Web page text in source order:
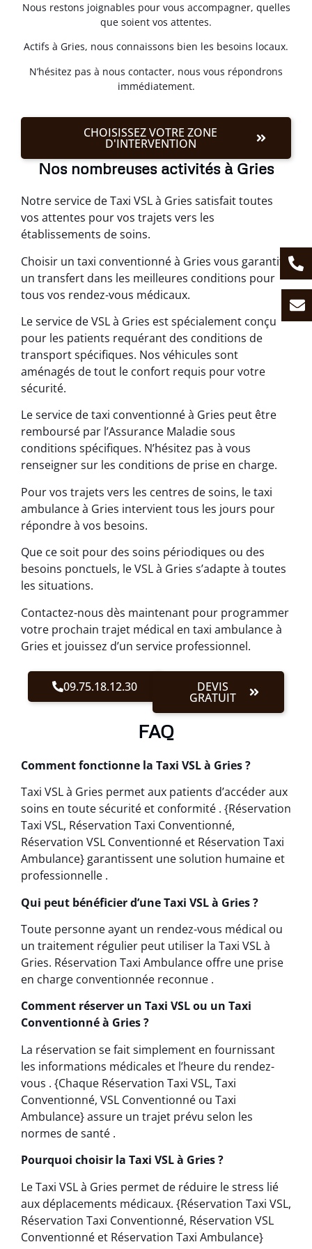
Nous restons joignables pour vous accompagner, quelles
que soient vos attentes.
Actifs à Gries, nous connaissons bien les besoins locaux.
N’hésitez pas à nous contacter, nous vous répondrons
immédiatement.
CHOISISSEZ VOTRE ZONE
D'INTERVENTION
Nos nombreuses activités à Gries
Notre service de Taxi VSL à Gries satisfait toutes
vos attentes pour vos trajets vers les
établissements de soins.
Choisir un taxi conventionné à Gries vous garantit
un transfert dans les meilleures conditions pour
tous vos rendez-vous médicaux.
Le service de VSL à Gries est spécialement conçu
pour les patients requérant des conditions de
transport spécifiques. Nos véhicules sont
aménagés de tout le confort requis pour votre
sécurité.
Le service de taxi conventionné à Gries peut être
remboursé par l’Assurance Maladie sous
conditions spécifiques. N’hésitez pas à vous
renseigner sur les conditions de prise en charge.
Pour vos trajets vers les centres de soins, le taxi
ambulance à Gries intervient tous les jours pour
répondre à vos besoins.
Que ce soit pour des soins périodiques ou des
besoins ponctuels, le VSL à Gries s’adapte à toutes
les situations.
Contactez-nous dès maintenant pour programmer
votre prochain trajet médical en taxi ambulance à
Gries et jouissez d’un service professionnel.
09.75.18.12.30 DEVIS
GRATUIT
FAQ
Comment fonctionne la Taxi VSL à Gries ?
Taxi VSL à Gries permet aux patients d’accéder aux
soins en toute sécurité et conformité . {Réservation
Taxi VSL, Réservation Taxi Conventionné,
Réservation VSL Conventionné et Réservation Taxi
Ambulance} garantissent une solution humaine et
professionnelle .
Qui peut bénéficier d’une Taxi VSL à Gries ?
Toute personne ayant un rendez-vous médical ou
un traitement régulier peut utiliser la Taxi VSL à
Gries. Réservation Taxi Ambulance offre une prise
en charge conventionnée reconnue .
Comment réserver un Taxi VSL ou un Taxi
Conventionné à Gries ?
La réservation se fait simplement en fournissant
les informations médicales et l’heure du rendez-
vous . {Chaque Réservation Taxi VSL, Taxi
Conventionné, VSL Conventionné ou Taxi
Ambulance} assure un trajet prévu selon les
normes de santé .
Pourquoi choisir la Taxi VSL à Gries ?
Le Taxi VSL à Gries permet de réduire le stress lié
aux déplacements médicaux. {Réservation Taxi VSL,
Réservation Taxi Conventionné, Réservation VSL
Conventionné et Réservation Taxi Ambulance}